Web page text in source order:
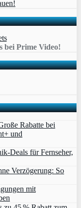
bei Prime Video!
Rabatte bei
und
Deals für Fernseher,
Verzögerung: So
mit